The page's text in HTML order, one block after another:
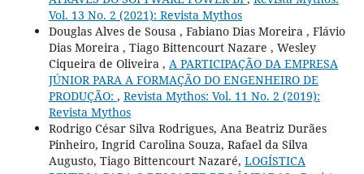
Vol. 13 No. 2 (2021): Revista Mythos
Douglas Alves de Sousa , Fabiano Dias Moreira , Flávio
Dias Moreira , Tiago Bittencourt Nazare , Wesley
Ciqueira de Oliveira , A PARTICIPAÇÃO DA EMPRESA
JÚNIOR PARA A FORMAÇÃO DO ENGENHEIRO DE
PRODUÇÃO: , Revista Mythos: Vol. 11 No. 2 (2019):
Revista Mythos
Rodrigo César Silva Rodrigues, Ana Beatriz Durães
Pinheiro, Ingrid Carolina Souza, Rafael da Silva
Augusto, Tiago Bittencourt Nazaré, LOGÍSTICA